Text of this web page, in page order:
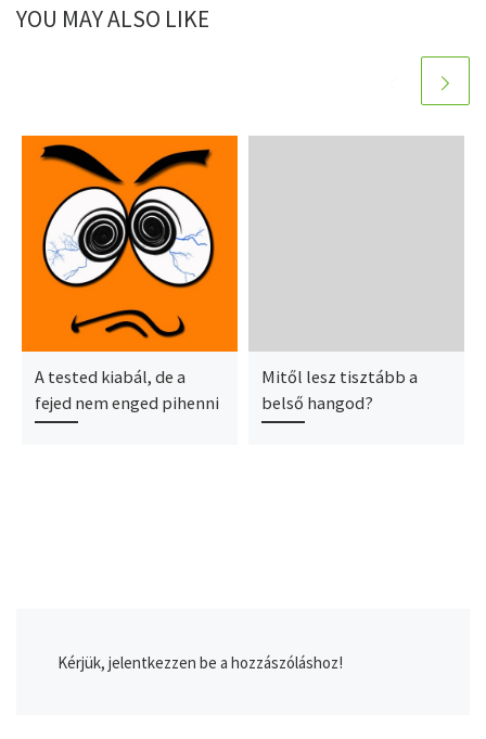
YOU MAY ALSO LIKE
A tested kiabál, de a
fejed nem enged pihenni
Mitől lesz tisztább a
belső hangod?
Kérjük, jelentkezzen be a hozzászóláshoz!